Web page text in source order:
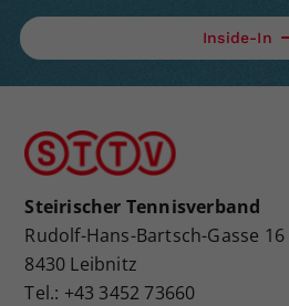
Inside-In
Steirischer Tennisverband
Rudolf-Hans-Bartsch-Gasse 16
8430 Leibnitz
Tel.: +43 3452 73660